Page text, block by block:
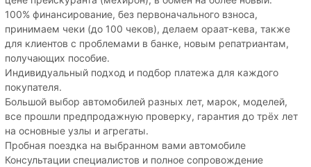
100% финансирование, без первоначального взноса,
принимаем чеки (до 100 чеков), делаем ораат-кева, также
для клиентов с проблемами в банке, новым репатриантам,
получающих пособие.
Индивидуальный подход и подбор платежа для каждого
покупателя.
Большой выбор автомобилей разных лет, марок, моделей,
все прошли предпродажную проверку, гарантия до трёх лет
на основные узлы и агрегаты.
Пробная поездка на выбранном вами автомобиле
Консультации специалистов и полное сопровождение